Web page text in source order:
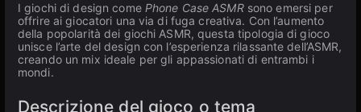
I giochi di design come Phone Case ASMRsono emersi per
offrire ai giocatori una via di fuga creativa. Con l’aumento
della popolarità dei giochi ASMR, questa tipologia di gioco
unisce l’arte del design con l’esperienza rilassante dell’ASMR,
creando un mix ideale per gli appassionati di entrambi i
mondi.
Descrizione del gioco o tema